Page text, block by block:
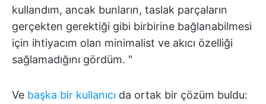
kullandım, ancak bunların, taslak parçaların
gerçekten gerektiği gibi birbirine bağlanabilmesi
için ihtiyacım olan minimalist ve akıcı özelliği
sağlamadığını gördüm. "
Ve başka bir kullanıcı da ortak bir çözüm buldu: